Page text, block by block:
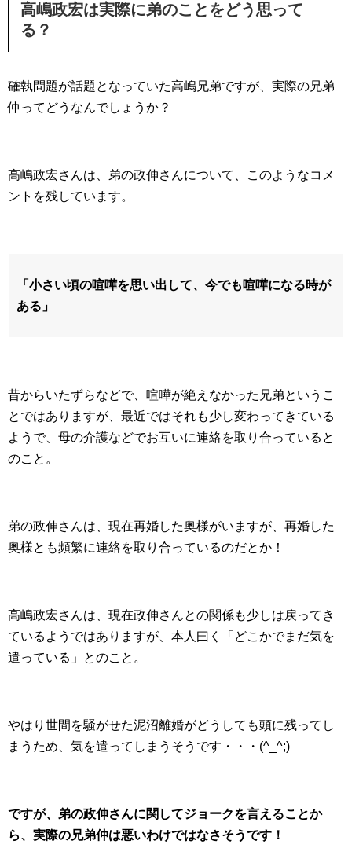
高嶋政宏は実際に弟のことをどう思って
る？
確執問題が話題となっていた高嶋兄弟ですが、実際の兄弟
仲ってどうなんでしょうか？
高嶋政宏さんは、弟の政伸さんについて、このようなコメ
ントを残しています。
「小さい頃の喧嘩を思い出して、今でも喧嘩になる時が
ある」
昔からいたずらなどで、喧嘩が絶えなかった兄弟というこ
とではありますが、最近ではそれも少し変わってきている
ようで、母の介護などでお互いに連絡を取り合っていると
のこと。
弟の政伸さんは、現在再婚した奥様がいますが、再婚した
奥様とも頻繁に連絡を取り合っているのだとか！
高嶋政宏さんは、現在政伸さんとの関係も少しは戻ってき
ているようではありますが、本人曰く「どこかでまだ気を
遣っている」とのこと。
やはり世間を騒がせた泥沼離婚がどうしても頭に残ってし
まうため、気を遣ってしまうそうです・・・(^_^;)
ですが、弟の政伸さんに関してジョークを言えることか
ら、実際の兄弟仲は悪いわけではなさそうです！